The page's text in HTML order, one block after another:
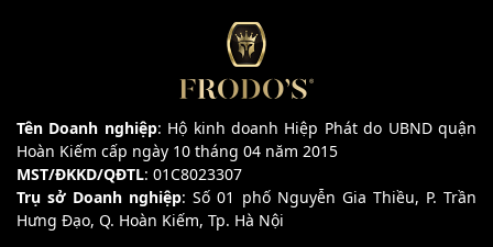
Tên Doanh nghiệp: Hộ kinh doanh Hiệp Phát do UBND quận
Hoàn Kiếm cấp ngày 10 tháng 04 năm 2015
MST/ĐKKD/QĐTL: 01C8023307
Trụ sở Doanh nghiệp: Số 01 phố Nguyễn Gia Thiều, P. Trần
Hưng Đạo, Q. Hoàn Kiếm, Tp. Hà Nội